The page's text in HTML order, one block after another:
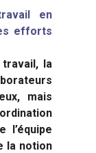
en
efforts
la
mais
l’équipe
la notion